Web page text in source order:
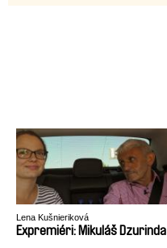
Lena Kušnieriková
Expremiéri: Mikuláš Dzurinda